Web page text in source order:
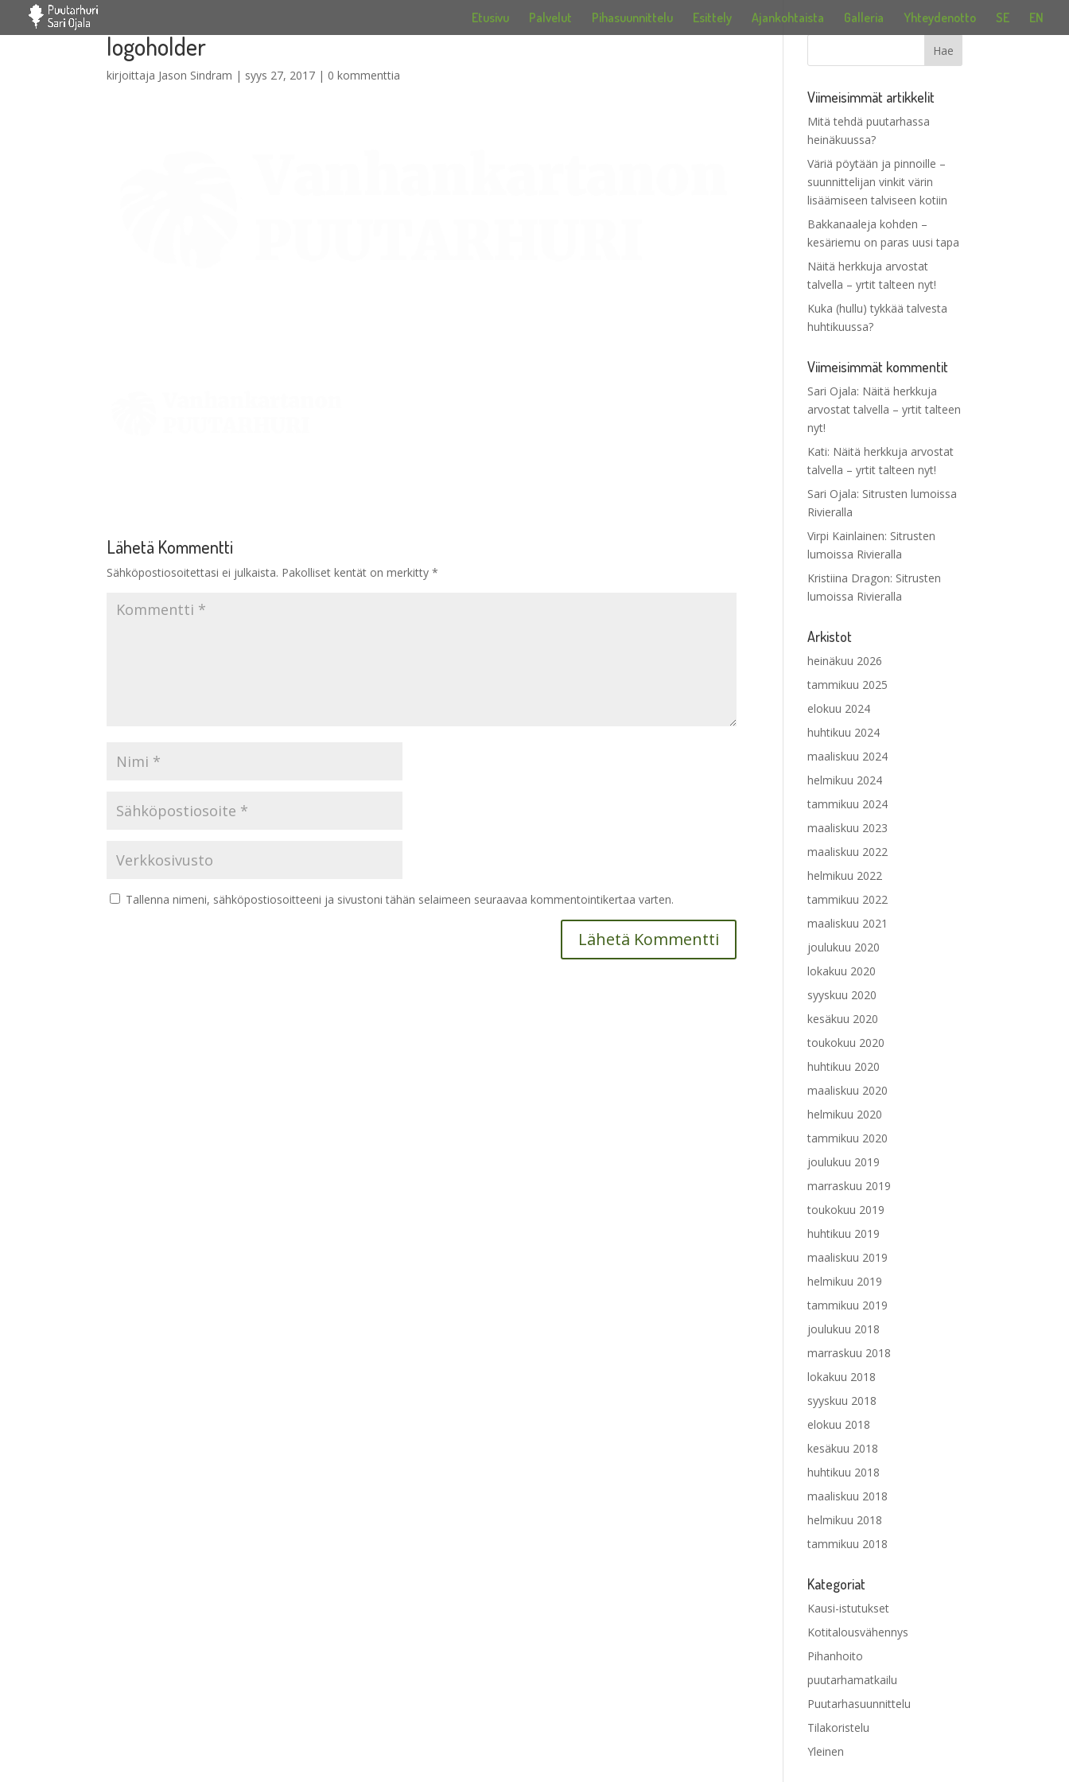
Etusivu Palvelut Pihasuunnittelu Esittely Ajankohtaista Galleria Yhteydenotto SE EN
logoholder
kirjoittaja Jason Sindram | syys 27, 2017 | 0 kommenttia
Lähetä Kommentti
Sähköpostiosoitettasi ei julkaista. Pakolliset kentät on merkitty*
Tallenna nimeni, sähköpostiosoitteeni ja sivustoni tähän selaimeen seuraavaa kommentointikertaa varten.
Viimeisimmät artikkelit
Mitä tehdä puutarhassa
heinäkuussa?
Väriä pöytään ja pinnoille –
suunnittelijan vinkit värin
lisäämiseen talviseen kotiin
Bakkanaaleja kohden –
kesäriemu on paras uusi tapa
Näitä herkkuja arvostat
talvella – yrtit talteen nyt!
Kuka (hullu) tykkää talvesta
huhtikuussa?
Viimeisimmät kommentit
Sari Ojala: Näitä herkkuja
arvostat talvella – yrtit talteen
nyt!
Kati: Näitä herkkuja arvostat
talvella – yrtit talteen nyt!
Sari Ojala: Sitrusten lumoissa
Rivieralla
Virpi Kainlainen: Sitrusten
lumoissa Rivieralla
Kristiina Dragon: Sitrusten
lumoissa Rivieralla
Arkistot
heinäkuu 2026
tammikuu 2025
elokuu 2024
huhtikuu 2024
maaliskuu 2024
helmikuu 2024
tammikuu 2024
maaliskuu 2023
maaliskuu 2022
helmikuu 2022
tammikuu 2022
maaliskuu 2021
joulukuu 2020
lokakuu 2020
syyskuu 2020
kesäkuu 2020
toukokuu 2020
huhtikuu 2020
maaliskuu 2020
helmikuu 2020
tammikuu 2020
joulukuu 2019
marraskuu 2019
toukokuu 2019
huhtikuu 2019
maaliskuu 2019
helmikuu 2019
tammikuu 2019
joulukuu 2018
marraskuu 2018
lokakuu 2018
syyskuu 2018
elokuu 2018
kesäkuu 2018
huhtikuu 2018
maaliskuu 2018
helmikuu 2018
tammikuu 2018
Kategoriat
Kausi-istutukset
Kotitalousvähennys
Pihanhoito
puutarhamatkailu
Puutarhasuunnittelu
Tilakoristelu
Yleinen